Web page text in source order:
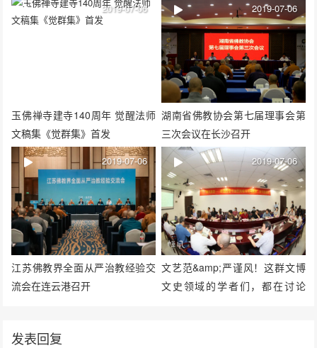
玉佛禅寺建寺140周年 觉醒法师
文稿集《觉群集》首发
2019-07-06
湖南省佛教协会第七届理事会第
三次会议在长沙召开
2019-07-06
江苏佛教界全面从严治教经验交
流会在连云港召开
2019-07-06
文艺范&amp;严谨风！这群文博
文史领域的学者们，都在讨论
2019-07-06
发表回复